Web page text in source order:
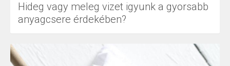
Hideg vagy meleg vizet igyunk a gyorsabb
anyagcsere érdekében?